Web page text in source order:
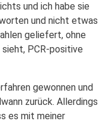
und ich habe sie
und nicht etwas
geliefert, ohne
PCR-positive
gewonnen und
zurück. Allerdings
es mit meiner